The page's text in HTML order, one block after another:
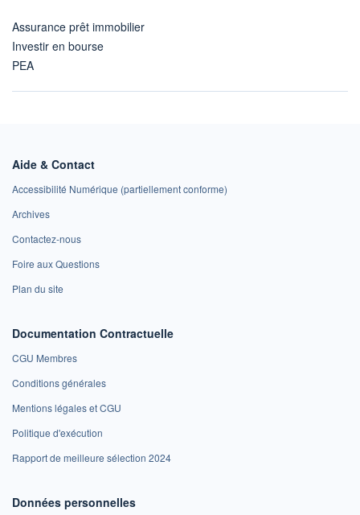
Assurance prêt immobilier
Investir en bourse
PEA
Aide & Contact
Accessibilité Numérique (partiellement conforme)
Archives
Contactez-nous
Foire aux Questions
Plan du site
Documentation Contractuelle
CGU Membres
Conditions générales
Mentions légales et CGU
Politique d'exécution
Rapport de meilleure sélection 2024
Données personnelles